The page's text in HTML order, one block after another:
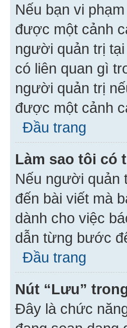
Nếu bạn vi
được một cảnh
người quản trị
có liên quan gì
người quản trị
được một cảnh
Đầu trang
Làm sao tôi có
Nếu người quản
đến bài viết mà
dành cho việc
dẫn từng bước
Đầu trang
Nút “Lưu”
Đây là chức